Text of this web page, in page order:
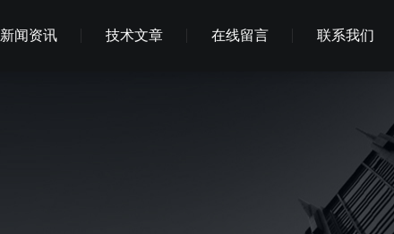
新闻资讯 技术文章 在线留言 联系我们